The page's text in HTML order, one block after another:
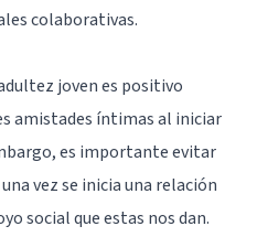
colaborativas.
joven es positivo
amistades íntimas al iniciar
es importante evitar
vez se inicia una relación
social que estas nos dan.